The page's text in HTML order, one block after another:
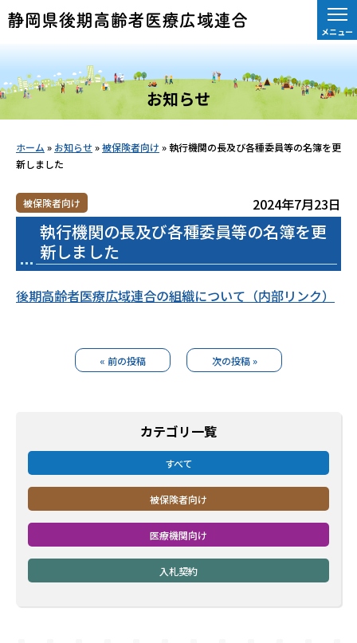
メニュー
お知らせ
ホーム » お知らせ»被保険者向け »執行機関の長及び各種委員等の名簿を更
新しました
被保険者向け 2024年7月23日
執行機関の長及び各種委員等の名簿を更
新しました
後期高齢者医療広域連合の組織について（内部リンク）
お知らせ一覧« 前の投稿 次の投稿 »
カテゴリ一覧
すべて
被保険者向け
医療機関向け
入札契約